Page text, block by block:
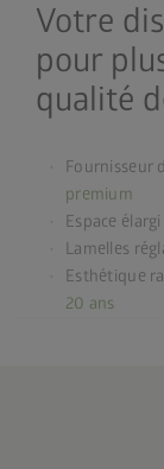
Votre
pour
qualité
Fournisseur
premium
Espace
Lamelles
Esthétique
20 ans